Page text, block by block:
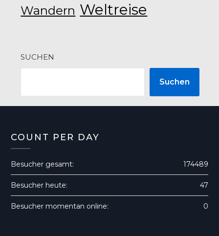
Wandern Weltreise
SUCHEN
Suchen
COUNT PER DAY
174489
Besucher gesamt:
47
Besucher heute:
0
Besucher momentan online: